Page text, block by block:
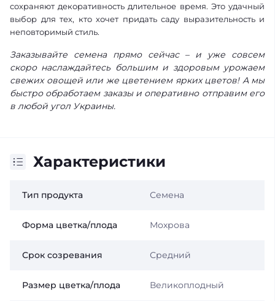
сохраняют декоративность длительное время. Это удачный
выбор для тех, кто хочет придать саду выразительность и
неповторимый стиль.
Заказывайте семена прямо сейчас – и уже совсем
скоро наслаждайтесь большим и здоровым урожаем
свежих овощей или же цветением ярких цветов! А мы
быстро обработаем заказы и оперативно отправим его
в любой угол Украины.
Характеристики
Тип продукта Семена
Форма цветка/плода Мохрова
Срок созревания Средний
Размер цветка/плода Великоплодный